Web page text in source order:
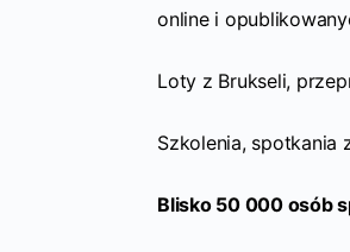
online i
Loty z Brukseli,
Szkolenia, spotkania
Blisko 50 000 osób